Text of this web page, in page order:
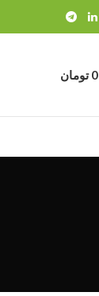
0 تومان